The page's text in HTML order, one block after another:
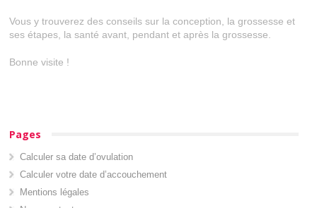
Vous y trouverez des conseils sur la conception, la grossesse et
ses étapes, la santé avant, pendant et après la grossesse.
Bonne visite !
Pages
Calculer sa date d’ovulation
Calculer votre date d’accouchement
Mentions légales